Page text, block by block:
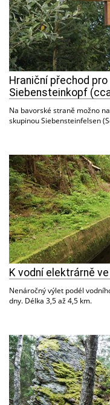
Hraniční přechod
Siebensteinkopf
Na bavorské straně možno
skupinou Siebensteinfelsen
K vodní elektrárně
Nenáročný výlet podél
dny. Délka 3,5 až 4,5 km.